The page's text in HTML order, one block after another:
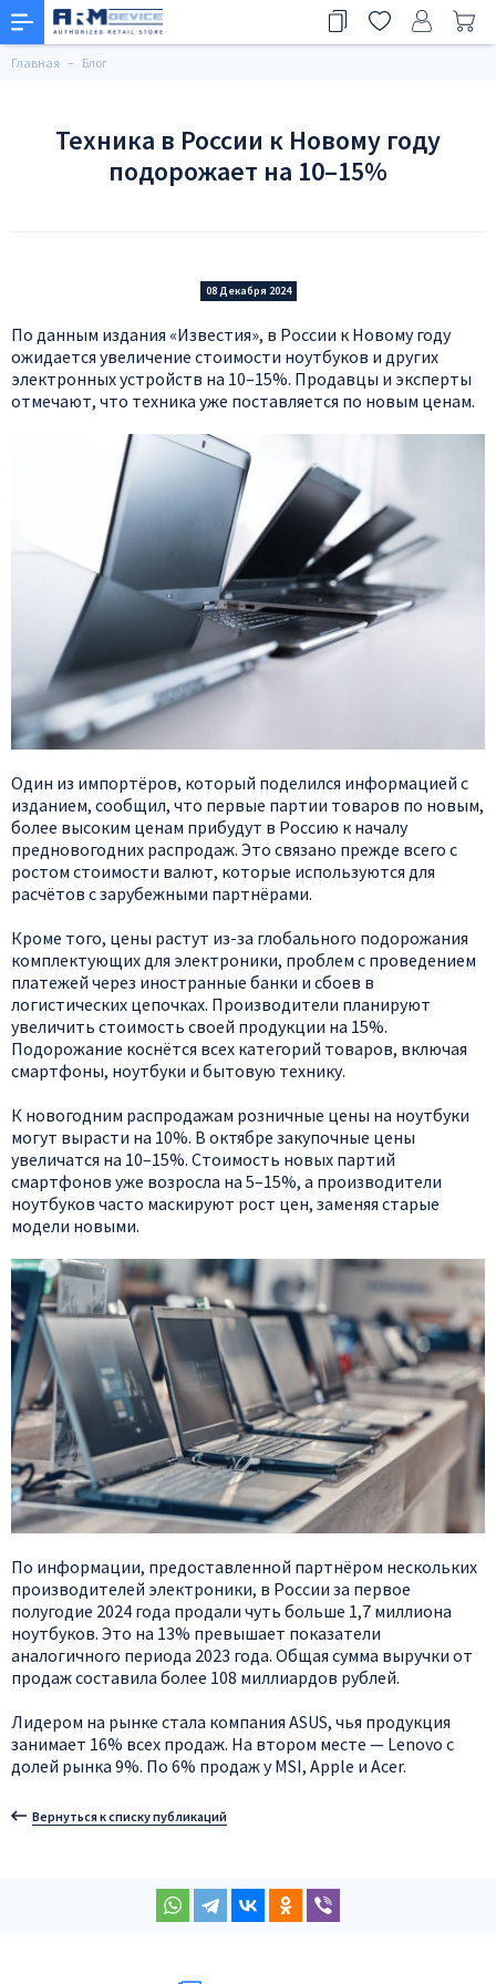
Главная Блог
Техника в России к Новому году
подорожает на 10–15%
08 Декабря 2024
По данным издания «Известия», в России к Новому году
ожидается увеличение стоимости ноутбуков и других
электронных устройств на 10–15%. Продавцы и эксперты
отмечают, что техника уже поставляется по новым ценам.
Один из импортёров, который поделился информацией с
изданием, сообщил, что первые партии товаров по новым,
более высоким ценам прибудут в Россию к началу
предновогодних распродаж. Это связано прежде всего с
ростом стоимости валют, которые используются для
расчётов с зарубежными партнёрами.
Кроме того, цены растут из-за глобального подорожания
комплектующих для электроники, проблем с проведением
платежей через иностранные банки и сбоев в
логистических цепочках. Производители планируют
увеличить стоимость своей продукции на 15%.
Подорожание коснётся всех категорий товаров, включая
смартфоны, ноутбуки и бытовую технику.
К новогодним распродажам розничные цены на ноутбуки
могут вырасти на 10%. В октябре закупочные цены
увеличатся на 10–15%. Стоимость новых партий
смартфонов уже возросла на 5–15%, а производители
ноутбуков часто маскируют рост цен, заменяя старые
модели новыми.
По информации, предоставленной партнёром нескольких
производителей электроники, в России за первое
полугодие 2024 года продали чуть больше 1,7 миллиона
ноутбуков. Это на 13% превышает показатели
аналогичного периода 2023 года. Общая сумма выручки от
продаж составила более 108 миллиардов рублей.
Лидером на рынке стала компания ASUS, чья продукция
занимает 16% всех продаж. На втором месте — Lenovo с
долей рынка 9%. По 6% продаж у MSI, Apple и Acer.
Вернуться к списку публикаций